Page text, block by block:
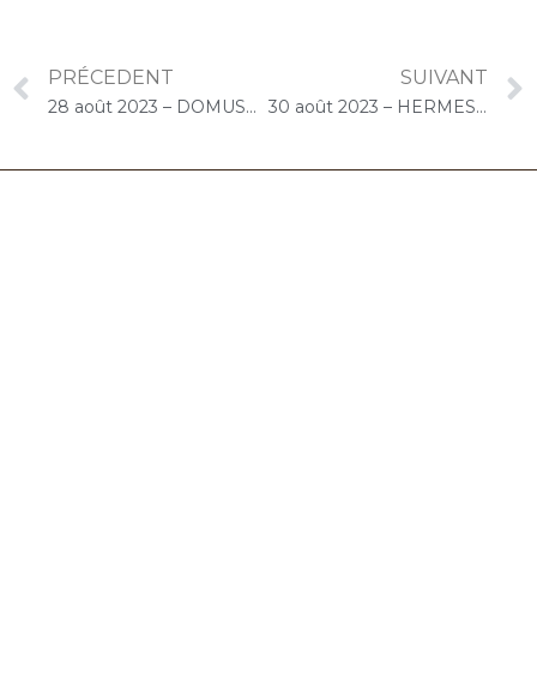
PRÉCEDENT
28 août 2023 – DOMUSVI Les Templitudes « Parc Clause » (Brétigny-sur-Orge) : Atelier « Chantons Ensemble »
SUIVANT
30 août 2023 – HERMES SANTE Hippocrate (Châtenay-Malabry) : Concert « Cello Solo »